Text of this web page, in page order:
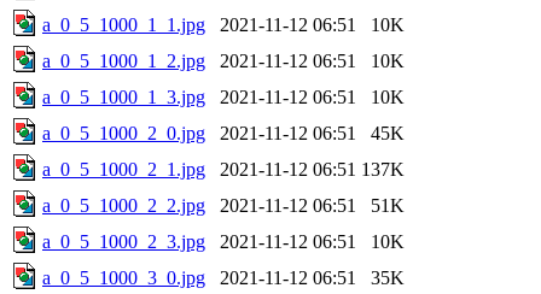
a_0_5_1000_1_1.jpg
2021-11-12 06:51
10K
a_0_5_1000_1_2.jpg
2021-11-12 06:51
10K
a_0_5_1000_1_3.jpg
2021-11-12 06:51
10K
a_0_5_1000_2_0.jpg
2021-11-12 06:51
45K
a_0_5_1000_2_1.jpg
2021-11-12 06:51 137K
a_0_5_1000_2_2.jpg
2021-11-12 06:51
51K
a_0_5_1000_2_3.jpg
2021-11-12 06:51
10K
a_0_5_1000_3_0.jpg
2021-11-12 06:51
35K